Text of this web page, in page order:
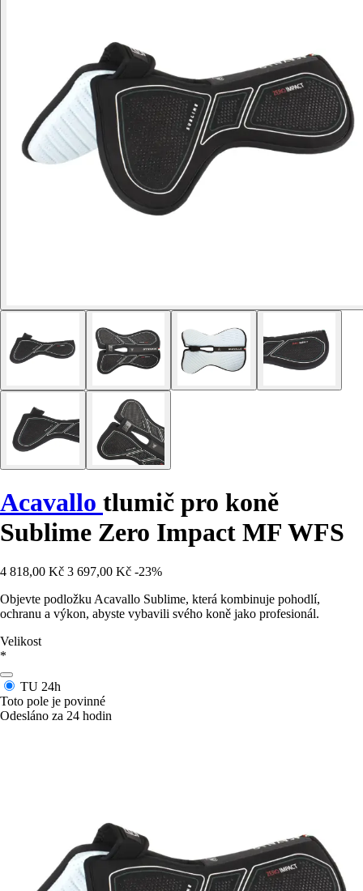
Acavallo tlumič pro koně
Sublime Zero Impact MF WFS
4 818,00 Kč 3 697,00 Kč -23%
Objevte podložku Acavallo Sublime, která kombinuje pohodlí,
ochranu a výkon, abyste vybavili svého koně jako profesionál.
Velikost
*
TU 24h
Toto pole je povinné
Odesláno za 24 hodin